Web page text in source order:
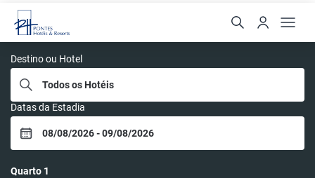
Rede Pontes
Destino ou Hotel
Datas da Estadia
Quarto 1